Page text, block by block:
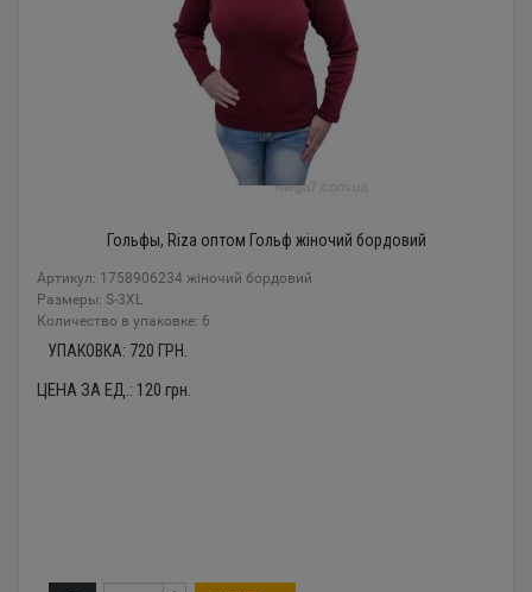
Гольфы, Riza оптом Гольф жіночий бордовий
Артикул: 1758906234 жіночий бордовий
Размеры: S-3XL
Количество в упаковке: 6
УПАКОВКА: 720 ГРН.
ЦЕНА ЗА ЕД.: 120 грн.